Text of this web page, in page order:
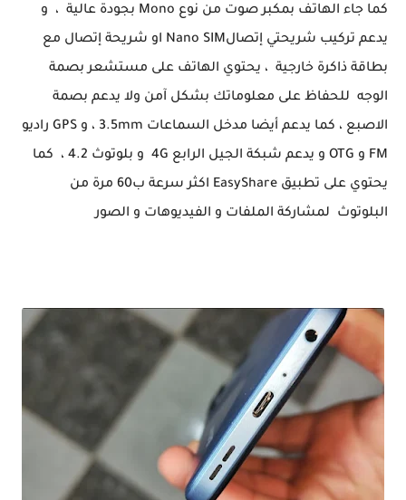
كما جاء الهاتف بمكبر صوت من نوع Mono بجودة عالية ، و
يدعم تركيب شريحتي إتصالNano SIM او شريحة إتصال مع
بطاقة ذاكرة خارجية ، يحتوي الهاتف على مستشعر بصمة
الوجه للحفاظ على معلوماتك بشكل آمن ولا يدعم بصمة
الاصبع ، كما يدعم أيضا مدخل السماعات 3.5mm ، و GPS راديو
FM و OTG و يدعم شبكة الجيل الرابع 4G و بلوتوث 4.2 ، كما
يحتوي على تطبيق EasyShare اكثر سرعة ب60 مرة من
البلوتوث لمشاركة الملفات و الفيديوهات و الصور